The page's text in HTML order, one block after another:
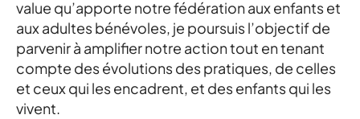
value qu’apporte notre fédération aux enfants et
aux adultes bénévoles, je poursuis l’objectif de
parvenir à amplifier notre action tout en tenant
compte des évolutions des pratiques, de celles
et ceux qui les encadrent, et des enfants qui les
vivent.